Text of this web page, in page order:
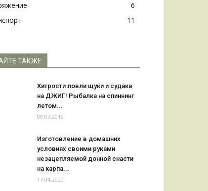
6
11
ТАКЖЕ
Хитрости ловли щуки и судака
на ДЖИГ! Рыбалка на спиннинг
летом...
09.07.2019
Изготовление в домашних
условиях своими руками
незацепляемой донной снасти
на карпа...
17.04.2020